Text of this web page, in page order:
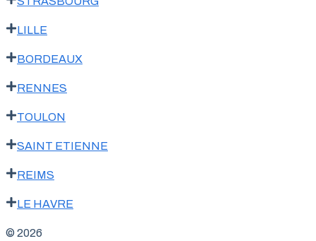
LILLE
BORDEAUX
RENNES
TOULON
SAINT ETIENNE
REIMS
LE HAVRE
© 2026